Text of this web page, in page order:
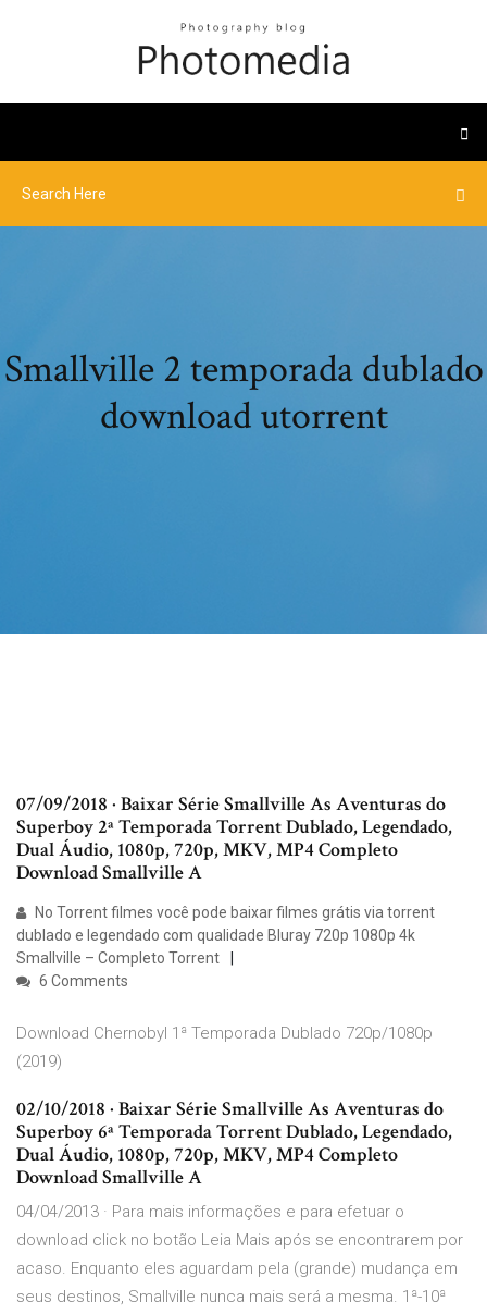
Smallville 2 temporada dublado
download utorrent
07/09/2018 · Baixar Série Smallville As Aventuras do
Superboy 2ª Temporada Torrent Dublado, Legendado,
Dual Áudio, 1080p, 720p, MKV, MP4 Completo
Download Smallville A
No Torrent filmes você pode baixar filmes grátis via torrent
dublado e legendado com qualidade Bluray 720p 1080p 4k
Smallville – Completo Torrent
6 Comments
Download Chernobyl 1ª Temporada Dublado 720p/1080p
(2019)
02/10/2018 · Baixar Série Smallville As Aventuras do
Superboy 6ª Temporada Torrent Dublado, Legendado,
Dual Áudio, 1080p, 720p, MKV, MP4 Completo
Download Smallville A
04/04/2013 · Para mais informações e para efetuar o
download click no botão Leia Mais após se encontrarem por
acaso. Enquanto eles aguardam pela (grande) mudança em
seus destinos, Smallville nunca mais será a mesma. 1ª-10ª